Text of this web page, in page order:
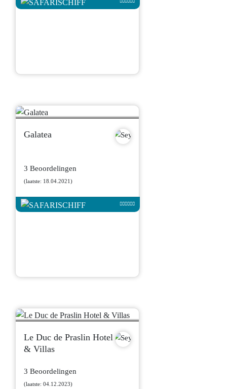
Galatea
3 Beoordelingen
(laatste: 18.04.2021)
Le Duc de Praslin Hotel
& Villas
3 Beoordelingen
(laatste: 04.12.2023)